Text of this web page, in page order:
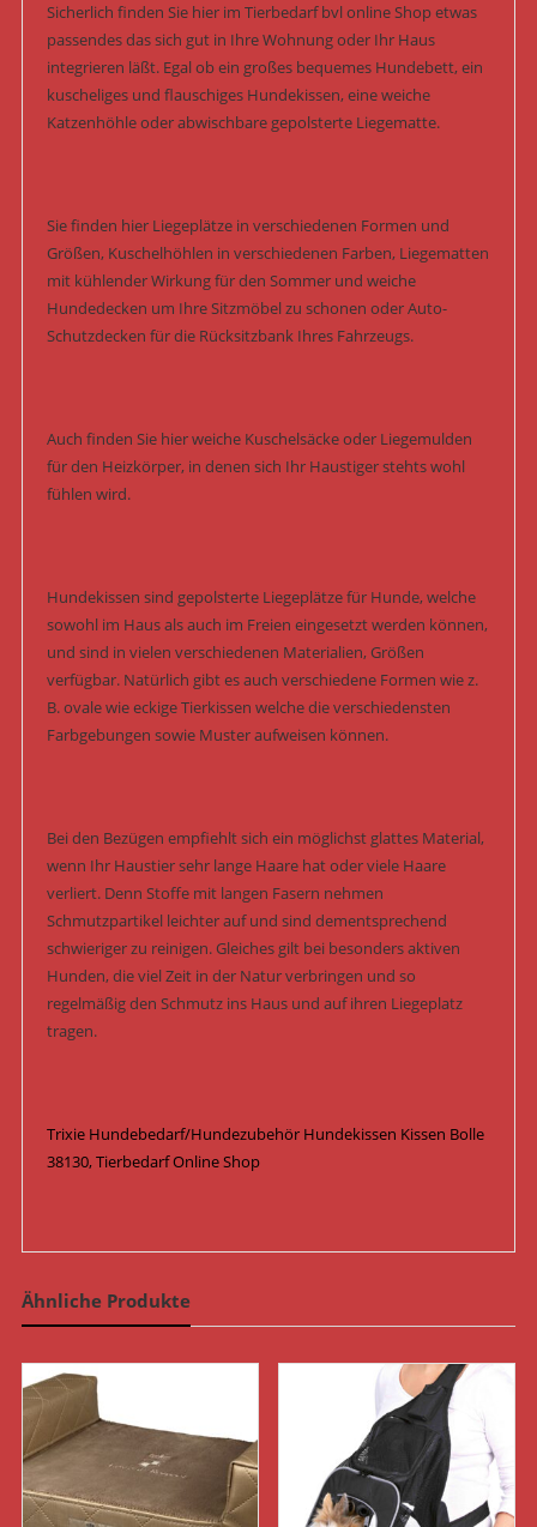
Sicherlich finden Sie hier im Tierbedarf bvl online Shop etwas
passendes das sich gut in Ihre Wohnung oder Ihr Haus
integrieren läßt. Egal ob ein großes bequemes Hundebett, ein
kuscheliges und flauschiges Hundekissen, eine weiche
Katzenhöhle oder abwischbare gepolsterte Liegematte.
Sie finden hier Liegeplätze in verschiedenen Formen und
Größen, Kuschelhöhlen in verschiedenen Farben, Liegematten
mit kühlender Wirkung für den Sommer und weiche
Hundedecken um Ihre Sitzmöbel zu schonen oder Auto-
Schutzdecken für die Rücksitzbank Ihres Fahrzeugs.
Auch finden Sie hier weiche Kuschelsäcke oder Liegemulden
für den Heizkörper, in denen sich Ihr Haustiger stehts wohl
fühlen wird.
Hundekissen sind gepolsterte Liegeplätze für Hunde, welche
sowohl im Haus als auch im Freien eingesetzt werden können,
und sind in vielen verschiedenen Materialien, Größen
verfügbar. Natürlich gibt es auch verschiedene Formen wie z.
B. ovale wie eckige Tierkissen welche die verschiedensten
Farbgebungen sowie Muster aufweisen können.
Bei den Bezügen empfiehlt sich ein möglichst glattes Material,
wenn Ihr Haustier sehr lange Haare hat oder viele Haare
verliert. Denn Stoffe mit langen Fasern nehmen
Schmutzpartikel leichter auf und sind dementsprechend
schwieriger zu reinigen. Gleiches gilt bei besonders aktiven
Hunden, die viel Zeit in der Natur verbringen und so
regelmäßig den Schmutz ins Haus und auf ihren Liegeplatz
tragen.
Trixie Hundebedarf/Hundezubehör Hundekissen Kissen Bolle
38130, Tierbedarf Online Shop
Ähnliche Produkte